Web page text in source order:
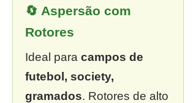
🔄 Aspersão com
Rotores
Ideal para campos de
futebol, society,
gramados. Rotores de alto